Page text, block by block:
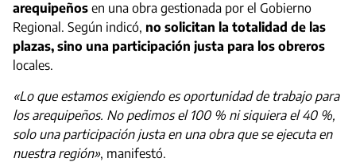
arequipeños en una obra gestionada por el Gobierno
Regional. Según indicó, no solicitan la totalidad de las
plazas, sino una participación justa para los obreros
locales.
«Lo que estamos exigiendo es oportunidad de trabajo para
los arequipeños. No pedimos el 100 % ni siquiera el 40 %,
solo una participación justa en una obra que se ejecuta en
nuestra región», manifestó.